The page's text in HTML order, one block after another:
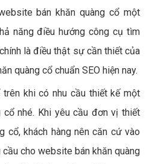
bán khăn quàng cổ một
năng điều hướng công cụ tìm
là điều thật sự cần thiết của
quàng cổ chuẩn SEO hiện nay.
khi có nhu cầu thiết kế một
cổ nhé. Khi yêu cầu đơn vị thiết
cổ, khách hàng nên căn cứ vào
cho website bán khăn quàng